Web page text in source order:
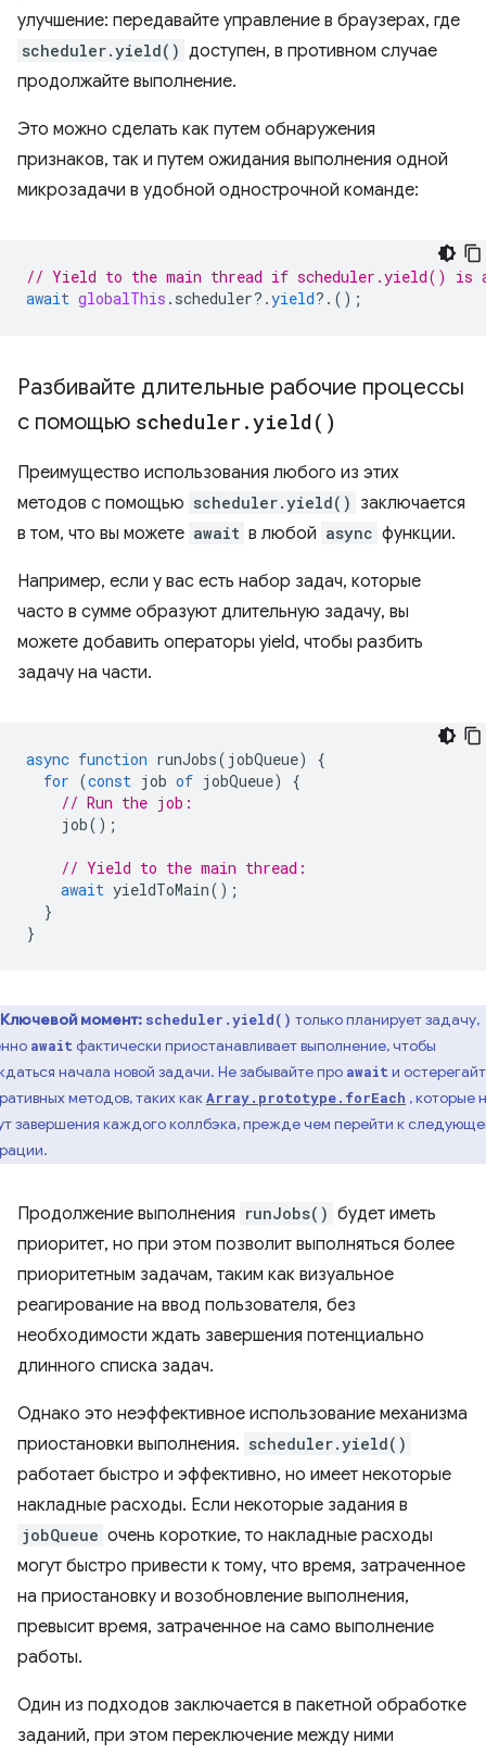
улучшение: передавайте управление в браузерах, где
scheduler.yield() доступен, в противном случае
продолжайте выполнение.
Это можно сделать как путем обнаружения
признаков, так и путем ожидания выполнения одной
микрозадачи в удобной однострочной команде:
// Yield to the main thread if scheduler.yield() is
await globalThis . scheduler? .yield? .();
Разбивайте длительные рабочие процессы
с помощью scheduler .yield( )
Преимущество использования любого из этих
методов с помощью scheduler.yield() заключается
в том, что вы можете await в любой async функции.
Например, если у вас есть набор задач, которые
часто в сумме образуют длительную задачу, вы
можете добавить операторы yield, чтобы разбить
задачу на части.
async function runJobs( jobQueue)
{
for (const job of jobQueue)
{
// Run the job:
job();
// Yield to the main thread:
await yieldToMain();
}
}
Ключевой момент: scheduler.yield() только планирует задачу,
await фактически приостанавливает выполнение, чтобы
начала новой задачи. Не забывайте про await и
методов, таких какArray.prototype.forEach , которые
завершения каждого коллбэка, прежде чем перейти к
Продолжение выполнения runJobs() будет иметь
приоритет, но при этом позволит выполняться более
приоритетным задачам, таким как визуальное
реагирование на ввод пользователя, без
необходимости ждать завершения потенциально
длинного списка задач.
Однако это неэффективное использование механизма
приостановки выполнения. scheduler.yield()
работает быстро и эффективно, но имеет некоторые
накладные расходы. Если некоторые задания в
jobQueue очень короткие, то накладные расходы
могут быстро привести к тому, что время, затраченное
на приостановку и возобновление выполнения,
превысит время, затраченное на само выполнение
работы.
Один из подходов заключается в пакетной обработке
заданий, при этом переключение между ними